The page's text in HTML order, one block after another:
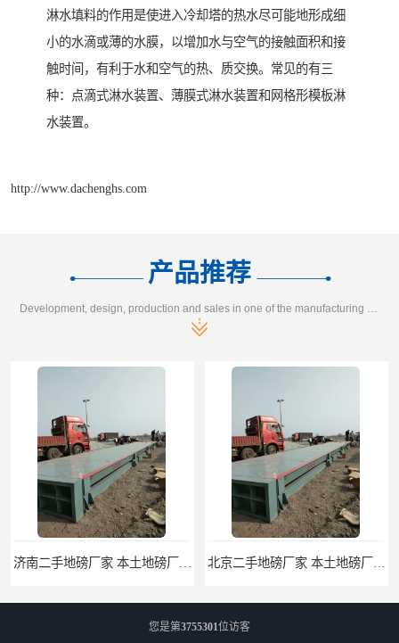
淋水填料的作用是使进入冷却塔的热水尽可能地形成细
小的水滴或薄的水膜，以增加水与空气的接触面积和接
触时间，有利于水和空气的热、质交换。常见的有三
种：点滴式淋水装置、薄膜式淋水装置和网格形模板淋
水装置。
http://www.dachenghs.com
产品推荐
Development, design, production and sales in one of the manufacturing enterprises
济南二手地磅厂家 本土地磅厂100秒报价 北京二手地磅厂家 本土地磅厂100秒报价
您是第3755301位访客